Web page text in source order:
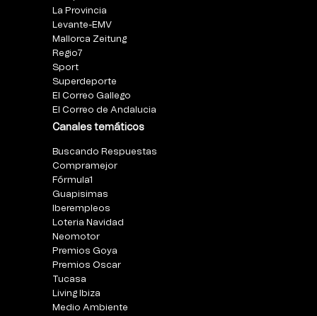
La Provincia
Levante-EMV
Mallorca Zeitung
Regio7
Sport
Superdeporte
El Correo Gallego
El Correo de Andalucia
Canales temáticos
Buscando Respuestas
Compramejor
Fórmula1
Guapisimas
Iberempleos
Loteria Navidad
Neomotor
Premios Goya
Premios Oscar
Tucasa
Living Ibiza
Medio Ambiente